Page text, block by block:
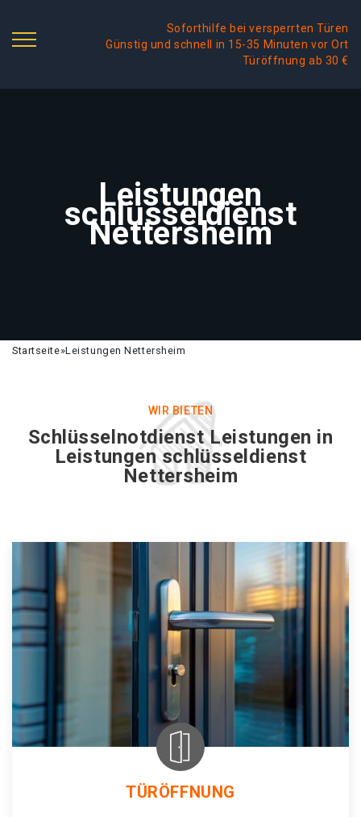
Soforthilfe bei versperrten Türen
Günstig und schnell in 15-35 Minuten vor Ort
Türöffnung ab 30 €
Leistungen
schlüsseldienst
Nettersheim
Startseite»Leistungen Nettersheim
WIR BIETEN
Schlüsselnotdienst Leistungen in
Leistungen schlüsseldienst
Nettersheim
TÜRÖFFNUNG